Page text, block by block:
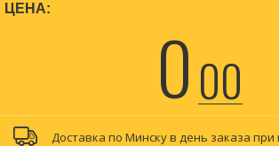
ЦЕНА:
000
Доставка по Минску в день заказа